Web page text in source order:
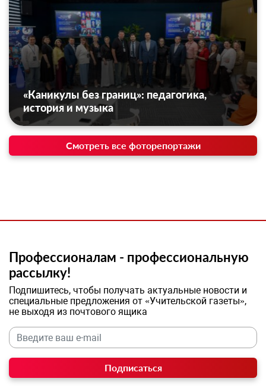
«Каникулы без границ»: педагогика,
история и музыка
Смотреть все фоторепортажи
Профессионалам - профессиональную
рассылку!
Подпишитесь, чтобы получать актуальные новости и
специальные предложения от «Учительской газеты»,
не выходя из почтового ящика
Подписаться